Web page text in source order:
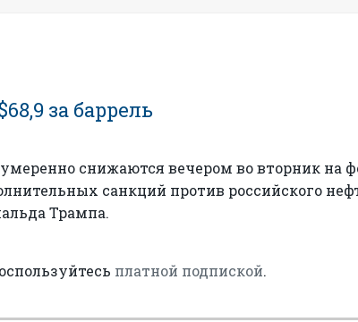
за баррель
снижаются вечером во вторник на
санкций против российского
Трампа.
платной подпиской.